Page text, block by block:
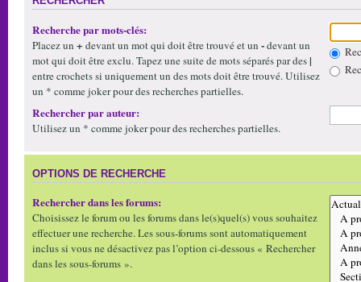
Recherche par mots-clés:
Placez un + devant un mot qui doit être trouvé et un -devant un
mot qui doit être exclu. Tapez une suite de mots séparés par des|
entre crochets si uniquement un des mots doit être trouvé. Utilisez
un * comme joker pour des recherches partielles.
Rechercher par auteur:
Utilisez un * comme joker pour des recherches partielles.
OPTIONS DE RECHERCHE
Rechercher dans les forums:
Choisissez le forum ou les forums dans le(s)quel(s) vous souhaitez
effectuer une recherche. Les sous-forums sont automatiquement
inclus si vous ne désactivez pas l’option ci-dessous « Rechercher
dans les sous-forums ».